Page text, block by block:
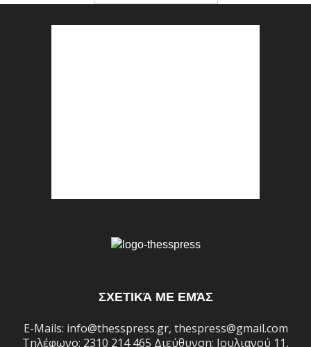
ΣΧΕΤΙΚΆ ΜΕ ΕΜΆΣ
E-Mails: info@thesspress.gr, thespress@gmail.com
Τηλέφωνο: 2310 214 465 Διεύθυνση: Ιουλιανού 11,